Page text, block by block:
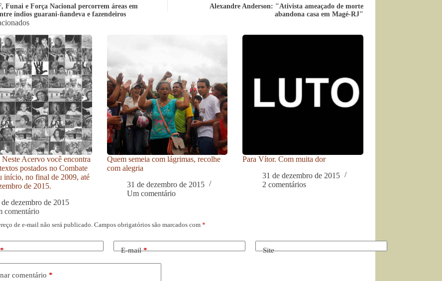
Funai e Força Nacional percorrem áreas em
índios guarani-ñandeva e fazendeiros
Alexandre Anderson: "Ativista ameaçado de morte
abandona casa em Magé-RJ"
Acervo você encontra
postados no Combate
início, no final de 2009, até
de 2015.
dezembro de 2015
Quem semeia com lágrimas, recolhe
com alegria
31 de dezembro de 2015
Um comentário
Para Vítor. Com muita dor
31 de dezembro de 2015
2 comentários
comentário
de e-mail não será publicado. Campos obrigatórios são marcados com *
E-mail* Site
comentário *